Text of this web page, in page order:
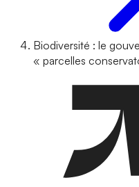
Biodiversité : le
« parcelles